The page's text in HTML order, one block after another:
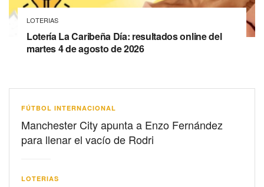
LOTERIAS
Lotería La Caribeña Día: resultados online del
martes 4 de agosto de 2026
FÚTBOL INTERNACIONAL
Manchester City apunta a Enzo Fernández
para llenar el vacío de Rodri
LOTERIAS